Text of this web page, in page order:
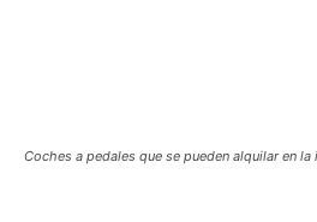
Coches a pedales que se pueden alquilar en